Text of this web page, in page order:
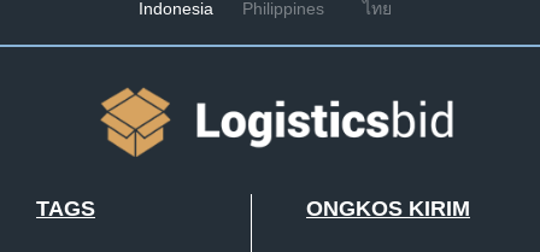
Indonesia Philippines ไทย
TAGS ONGKOS KIRIM